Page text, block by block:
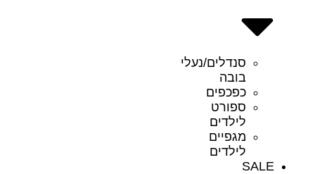
סנדלים/נעלי
בובה
כפכפים
ספורט
לילדים
מגפיים
לילדים
SALE